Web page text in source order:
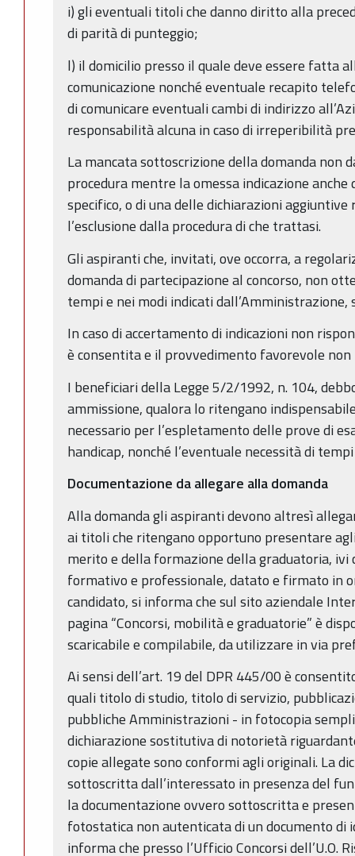
i) gli eventuali titoli che danno diritto alla
di parità di punteggio;
l) il domicilio presso il quale deve essere fatta
comunicazione nonché eventuale recapito
di comunicare eventuali cambi di indirizzo
responsabilità alcuna in caso di irreperibilità
La mancata sottoscrizione della domanda non
procedura mentre la omessa indicazione
specifico, o di una delle dichiarazioni
l’esclusione dalla procedura di che trattasi.
Gli aspiranti che, invitati, ove occorra, a
domanda di partecipazione al concorso, non
tempi e nei modi indicati dall’Amministrazione,
In caso di accertamento di indicazioni non
è consentita e il provvedimento favorevole non
I beneficiari della Legge 5/2/1992, n. 104,
ammissione, qualora lo ritengano
necessario per l’espletamento delle prove di
handicap, nonché l’eventuale necessità di
Documentazione da allegare alla domanda
Alla domanda gli aspiranti devono altresì
ai titoli che ritengano opportuno presentare
merito e della formazione della graduatoria, ivi
formativo e professionale, datato e firmato in
candidato, si informa che sul sito aziendale
pagina “Concorsi, mobilità e graduatorie” è
scaricabile e compilabile, da utilizzare in via
Ai sensi dell’art. 19 del DPR 445/00 è
quali titolo di studio, titolo di servizio,
pubbliche Amministrazioni - in fotocopia
dichiarazione sostitutiva di notorietà
copie allegate sono conformi agli originali. La
sottoscritta dall’interessato in presenza del
la documentazione ovvero sottoscritta e
fotostatica non autenticata di un documento
informa che presso l’Ufficio Concorsi dell’U.O.